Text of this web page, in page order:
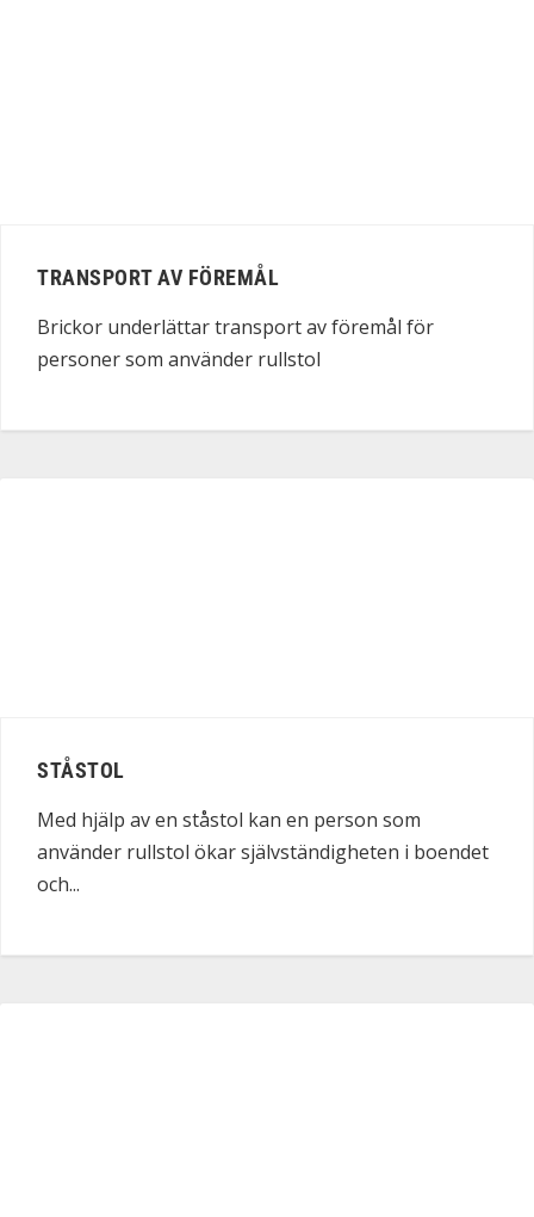
TRANSPORT AV FÖREMÅL
Brickor underlättar transport av föremål för
personer som använder rullstol
STÅSTOL
Med hjälp av en ståstol kan en person som
använder rullstol ökar självständigheten i boendet
och...